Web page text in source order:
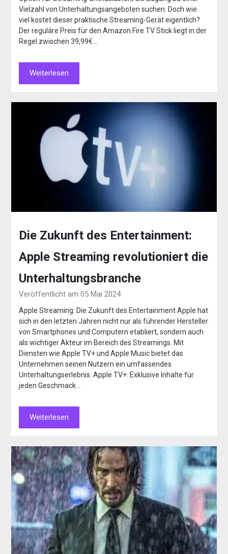
Vielzahl von Unterhaltungsangeboten suchen. Doch wie
viel kostet dieser praktische Streaming-Gerät eigentlich?
Der reguläre Preis für den Amazon Fire TV Stick liegt in der
Regel zwischen 39,99€…
Weiterlesen
Die Zukunft des Entertainment:
Apple Streaming revolutioniert die
Unterhaltungsbranche
Veröffentlicht am 05 Mai 2024
Apple Streaming: Die Zukunft des Entertainment Apple hat
sich in den letzten Jahren nicht nur als führender Hersteller
von Smartphones und Computern etabliert, sondern auch
als wichtiger Akteur im Bereich des Streamings. Mit
Diensten wie Apple TV+ und Apple Music bietet das
Unternehmen seinen Nutzern ein umfassendes
Unterhaltungserlebnis. Apple TV+: Exklusive Inhalte für
jeden Geschmack…
Weiterlesen